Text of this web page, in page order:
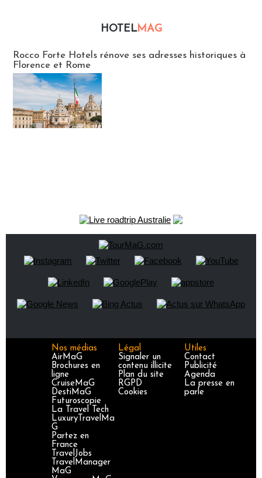
HOTELMAG
Rocco Forte Hotels rénove ses adresses historiques à
Florence et Rome
Nos médias
AirMaG
Brochures en
ligne
CruiseMaG
DestiMaG
Futuroscopie
La Travel Tech
LuxuryTravelMa
G
Partez en
France
TravelJobs
TravelManager
MaG
Légal
Signaler un
contenu illicite
Plan du site
RGPD
Cookies
Utiles
Contact
Publicité
Agenda
La presse en
parle